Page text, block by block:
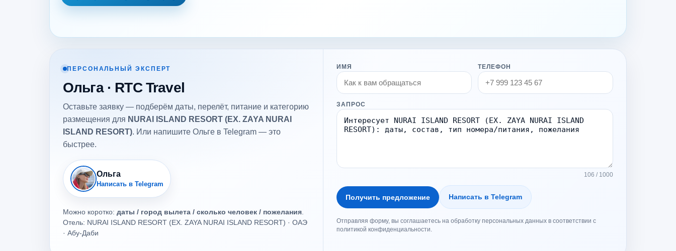
ПЕРСОНАЛЬНЫЙ ЭКСПЕРТ
Ольга · RTC Travel
Оставьте заявку — подберём даты, перелёт, питание и категорию
размещения для NURAI ISLAND RESORT (EX. ZAYA NURAI
ISLAND RESORT). Или напишите Ольге в Telegram — это
быстрее.
Ольга
Написать в Telegram
Можно коротко: даты / город вылета / сколько человек / пожелания
Отель: NURAI ISLAND RESORT (EX. ZAYA NURAI ISLAND RESORT) · ОАЭ
· Абу-Даби
ИМЯ ТЕЛЕФОН
ЗАПРОС
106 / 1000
Получить предложение Написать в Telegram
Отправляя форму, вы соглашаетесь на обработку персональных данных в соответствии с
политикой конфиденциальности.